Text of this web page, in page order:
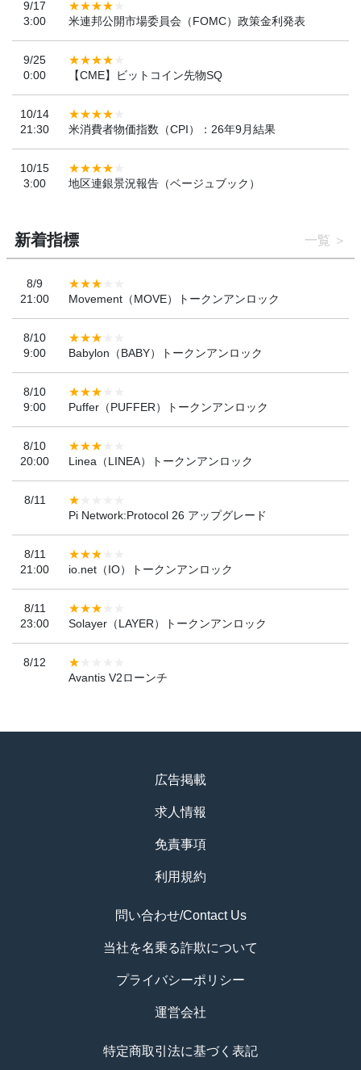
9/17
3:00
米連邦公開市場委員会（FOMC）政策金利発表
9/25
0:00
【CME】ビットコイン先物SQ
10/14
21:30
米消費者物価指数（CPI）：26年9月結果
10/15
3:00
地区連銀景況報告（ベージュブック）
新着指標 一覧
8/9
21:00
Movement（MOVE）トークンアンロック
8/10
9:00
Babylon（BABY）トークンアンロック
8/10
9:00
Puffer（PUFFER）トークンアンロック
8/10
20:00
Linea（LINEA）トークンアンロック
8/11
Pi Network:Protocol 26 アップグレード
8/11
21:00
io.net（IO）トークンアンロック
8/11
23:00
Solayer（LAYER）トークンアンロック
8/12
Avantis V2ローンチ
広告掲載
求人情報
免責事項
利用規約
問い合わせ/Contact Us
当社を名乗る詐欺について
プライバシーポリシー
運営会社
特定商取引法に基づく表記